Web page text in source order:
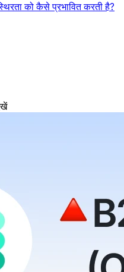
को कैसे प्रभावित करती है?